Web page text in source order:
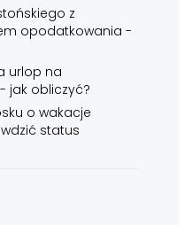
z
opodatkowania -
urlop na
jak obliczyć?
o wakacje
status